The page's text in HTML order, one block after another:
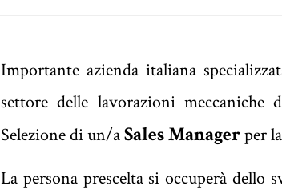
Importante azienda italiana
settore delle lavorazioni meccaniche
Selezione di un/aSales Managerper
La persona prescelta si occuperà dello